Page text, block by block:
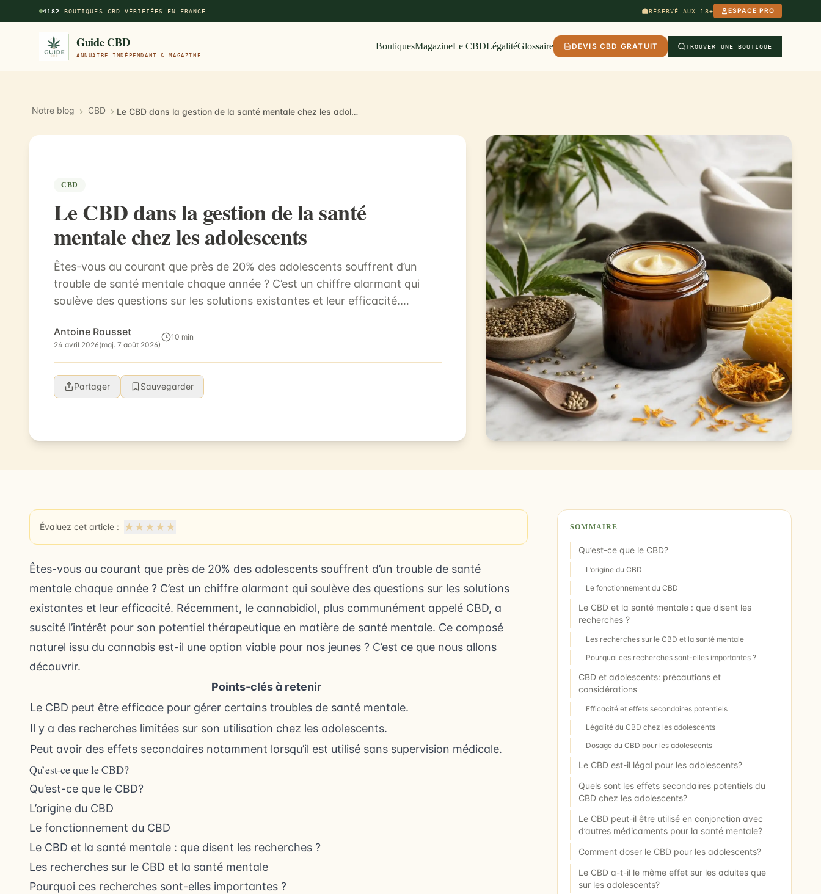
Aller au contenu principal
4182 BOUTIQUES CBD VÉRIFIÉES EN FRANCE RÉSERVÉ AUX 18+ ESPACE PRO
Guide CBD
ANNUAIRE INDÉPENDANT & MAGAZINE
BoutiquesMagazineLe CBDLégalitéGlossaire DEVIS CBD GRATUIT TROUVER UNE BOUTIQUE
Notre blog CBD Le CBD dans la gestion de la santé mentale chez les adolescents
CBD
Le CBD dans la gestion de la santé
mentale chez les adolescents
Êtes-vous au courant que près de 20% des adolescents souffrent d’un
trouble de santé mentale chaque année ? C’est un chiffre alarmant qui
soulève des questions sur les solutions existantes et leur efficacité.
Antoine Rousset
24 avril 2026(maj. 7 août 2026)
10 min
Partager Sauvegarder
Évaluez cet article : ★ ★ ★ ★ ★
Êtes-vous au courant que près de 20% des adolescents souffrent d’un trouble de santé
mentale chaque année ? C’est un chiffre alarmant qui soulève des questions sur les solutions
existantes et leur efficacité. Récemment, le cannabidiol, plus communément appelé CBD, a
suscité l’intérêt pour son potentiel thérapeutique en matière de santé mentale. Ce composé
naturel issu du cannabis est-il une option viable pour nos jeunes ? C’est ce que nous allons
découvrir.
Points-clés à retenir
Le CBD peut être efficace pour gérer certains troubles de santé mentale.
Il y a des recherches limitées sur son utilisation chez les adolescents.
Peut avoir des effets secondaires notamment lorsqu’il est utilisé sans supervision médicale.
Qu’est-ce que le CBD?
Qu’est-ce que le CBD?
L’origine du CBD
Le fonctionnement du CBD
Le CBD et la santé mentale : que disent les recherches ?
Les recherches sur le CBD et la santé mentale
Pourquoi ces recherches sont-elles importantes ?
SOMMAIRE
Qu’est-ce que le CBD?
L’origine du CBD
Le fonctionnement du CBD
Le CBD et la santé mentale : que disent les
recherches ?
Les recherches sur le CBD et la santé mentale
Pourquoi ces recherches sont-elles importantes ?
CBD et adolescents: précautions et
considérations
Efficacité et effets secondaires potentiels
Légalité du CBD chez les adolescents
Dosage du CBD pour les adolescents
Le CBD est-il légal pour les adolescents?
Quels sont les effets secondaires potentiels du
CBD chez les adolescents?
Le CBD peut-il être utilisé en conjonction avec
d’autres médicaments pour la santé mentale?
Comment doser le CBD pour les adolescents?
Le CBD a-t-il le même effet sur les adultes que
sur les adolescents?